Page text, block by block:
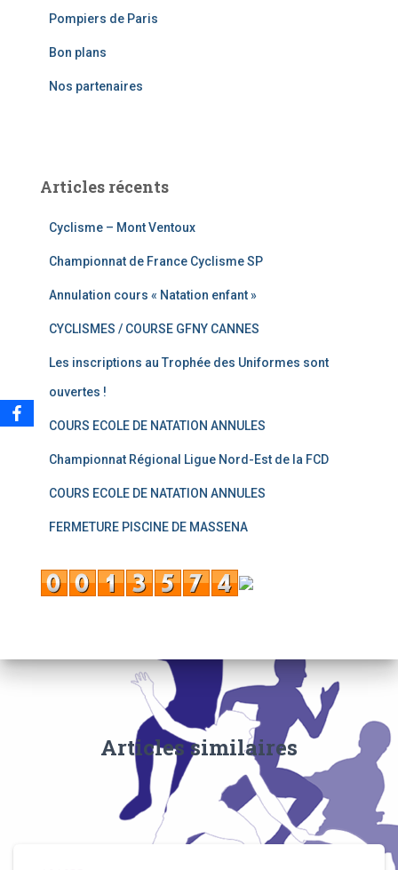
Pompiers de Paris
Bon plans
Nos partenaires
Articles récents
Cyclisme – Mont Ventoux
Championnat de France Cyclisme SP
Annulation cours « Natation enfant »
CYCLISMES / COURSE GFNY CANNES
Les inscriptions au Trophée des Uniformes sont
ouvertes !
COURS ECOLE DE NATATION ANNULES
Championnat Régional Ligue Nord-Est de la FCD
COURS ECOLE DE NATATION ANNULES
FERMETURE PISCINE DE MASSENA
Articles similaires